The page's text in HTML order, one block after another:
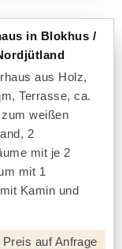
in Blokhus /
aus Holz,
Terrasse, ca.
weißen
2
mit je 2
mit 1
Kamin und
Preis auf Anfrage